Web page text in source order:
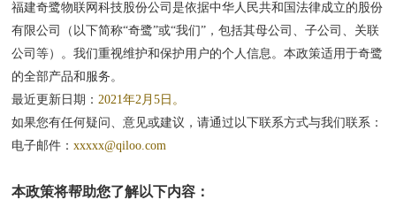
福建奇鹭物联网科技股份公司是依据中华人民共和国法律成立的股份
有限公司（以下简称“奇鹭”或“我们”，包括其母公司、子公司、关联
公司等）。我们重视维护和保护用户的个人信息。本政策适用于奇鹭
的全部产品和服务。
最近更新日期： 2021年2月5日。
如果您有任何疑问、意见或建议，请通过以下联系方式与我们联系：
电子邮件：xxxxx@qiloo.com
本政策将帮助您了解以下内容：